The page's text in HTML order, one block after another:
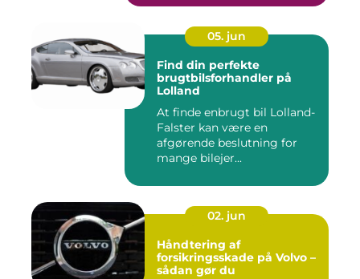
05. jun
Find din perfekte
brugtbilsforhandler på
Lolland
At finde enbrugt bil Lolland-
Falster kan være en
afgørende beslutning for
mange bilejer...
02. jun
Håndtering af
forsikringsskade på Volvo –
sådan gør du